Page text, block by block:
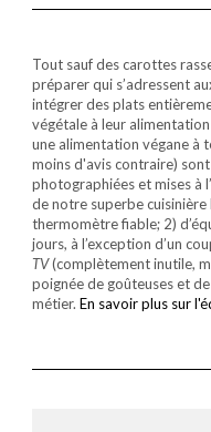
Tout sauf des carottes
préparer qui s’adressent
intégrer des plats
végétale à leur
une alimentation végane à
moins d'avis contraire)
photographiées et mises à
de notre superbe
thermomètre fiable; 2)
jours, à l’exception d’un
TV(complètement inutile,
poignée de goûteuses et
métier. En savoir plus sur